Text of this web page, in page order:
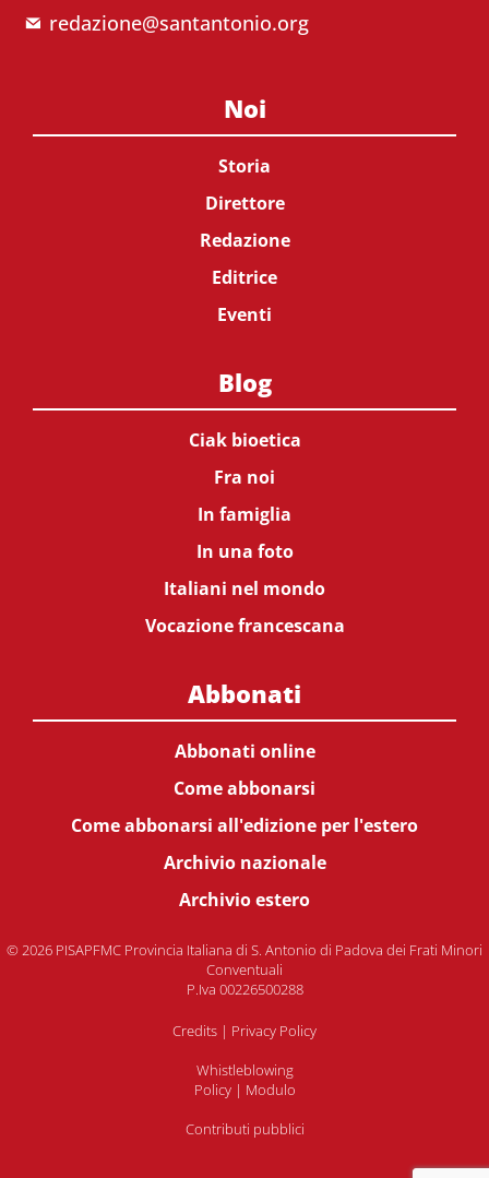
redazione@santantonio.org
Noi
Storia
Direttore
Redazione
Editrice
Eventi
Blog
Ciak bioetica
Fra noi
In famiglia
In una foto
Italiani nel mondo
Vocazione francescana
Abbonati
Abbonati online
Come abbonarsi
Come abbonarsi all'edizione per l'estero
Archivio nazionale
Archivio estero
© 2026 PISAPFMC Provincia Italiana di S. Antonio di Padova dei Frati Minori
Conventuali
P.Iva 00226500288
Credits | Privacy Policy
Whistleblowing
Policy| Modulo
Contributi pubblici